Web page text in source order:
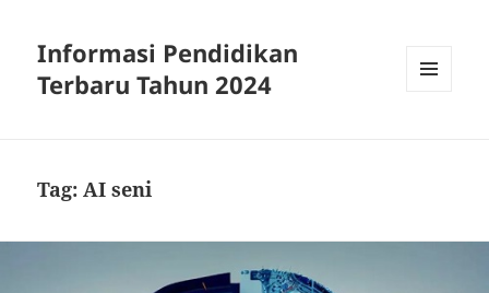
Informasi Pendidikan
Terbaru Tahun 2024
Tag:AI seni